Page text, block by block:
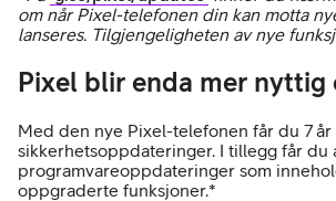
om når Pixel-telefonen din kan motta
lanseres. Tilgjengeligheten av nye
Pixel blir enda mer nyttig
Med den nye Pixel-telefonen får du 7 år
sikkerhetsoppdateringer. I tillegg får du
programvareoppdateringer som
oppgraderte funksjoner.*